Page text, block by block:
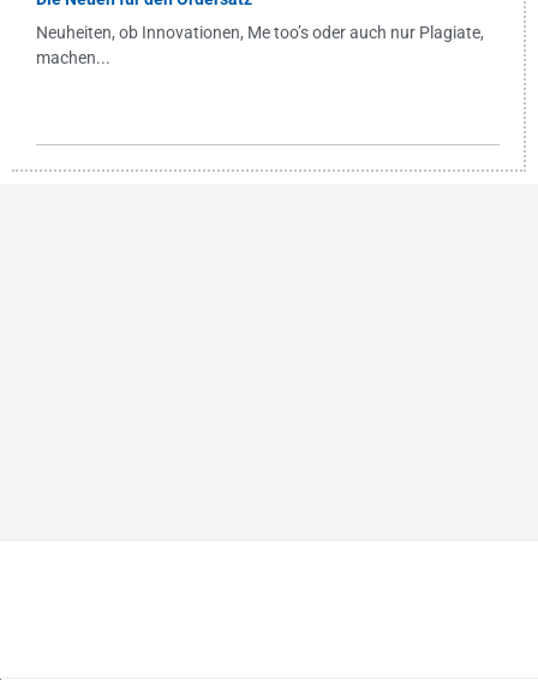
Neuheiten, ob Innovationen, Me too’s oder auch nur Plagiate,
machen...